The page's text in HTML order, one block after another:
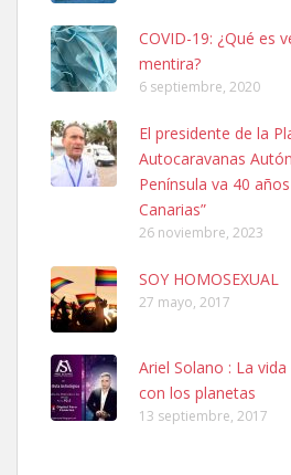
Ninfa perdida
El día 5 se los perdió una ninfa papillera,
calle, se perdió por la zon...
Leales.org » Gran Canaria
6.7.2025
Adopcion
Busco casa de acogida para mi perrita ya
no la puedo tener. Solo gente r...
COVID-19: ¿Qué es
mentira?
6 septiembre, 2020
El presidente de la
Autocaravanas
Península va 40
Canarias”
26 noviembre, 2023
SOY HOMOSEXUAL
27 mayo, 2017
Ariel Solano : La
con los planetas
13 septiembre, 2017